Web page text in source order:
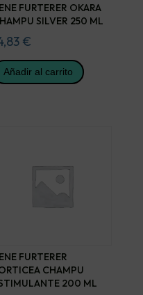
FURTERER OKARA
SILVER 250 ML
€
Añadir al carrito
FURTERER
CHAMPU
200 ML